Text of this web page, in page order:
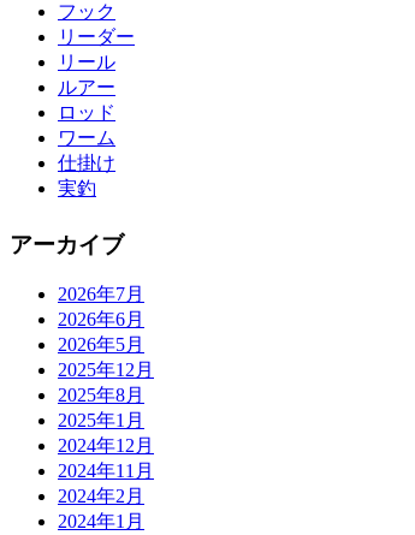
フック
リーダー
リール
ルアー
ロッド
ワーム
仕掛け
実釣
アーカイブ
2026年7月
2026年6月
2026年5月
2025年12月
2025年8月
2025年1月
2024年12月
2024年11月
2024年2月
2024年1月